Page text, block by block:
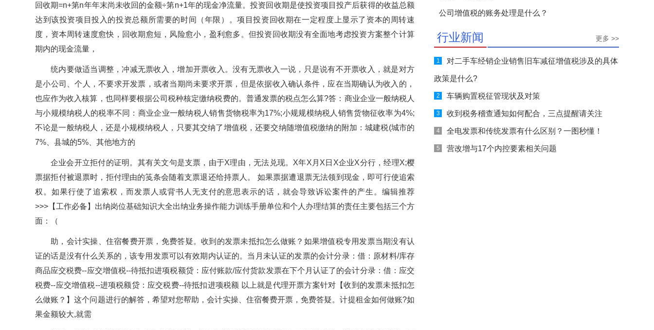
回收期=n+第n年年末尚未收回的金额÷第n+1年的现金净流量。投资回收期是使投资项目投产后获得的收益总额
达到该投资项目投入的投资总额所需要的时间（年限）。项目投资回收期在一定程度上显示了资本的周转速
度，资本周转速度愈快，回收期愈短，风险愈小，盈利愈多。但投资回收期没有全面地考虑投资方案整个计算
期内的现金流量，
统内要做适当调整，冲减无票收入，增加开票收入。没有无票收入一说，只是说有不开票收入，就是对方
是小公司、个人，不要求开发票，或者当期尚未要求开票，但是依据收入确认条件，应在当期确认为收入的，
也应作为收入核算，也同样要根据公司税种核定缴纳税费的。普通发票的税点怎么算?答：商业企业一般纳税人
与小规模纳税人的税率不同：商业企业一般纳税人销售货物税率为17%;小规规模纳税人销售货物征收率为4%;
不论是一般纳税人，还是小规模纳税人，只要其交纳了增值税，还要交纳随增值税缴纳的附加：城建税(城市的
7%、县城的5%、其他地方的
企业会开立拒付的证明。其有关文句是支票，由于X理由，无法兑现。X年X月X日X企业X分行，经理X;樱
票据拒付被退票时，拒付理由的笺条会随着支票退还给持票人。 如果票据遭退票无法领到现金，即可行使追索
权。如果行使了追索权，而发票人或背书人无支付的意思表示的话，就会导致诉讼案件的产生。编辑推荐
>>>【工作必备】出纳岗位基础知识大全出纳业务操作能力训练手册单位和个人办理结算的责任主要包括三个方
面：（
助，会计实操、住宿餐费开票，免费答疑。收到的发票未抵扣怎么做账？如果增值税专用发票当期没有认
证的话是没有什么关系的，该专用发票可以有效期内认证的。当月未认证的发票的会计分录：借：原材料/库存
商品应交税费--应交增值税--待抵扣进项税额贷：应付账款/应付货款发票在下个月认证了的会计分录：借：应交
税费--应交增值税--进项税额贷：应交税费--待抵扣进项税额 以上就是代理开票方案针对【收到的发票未抵扣怎
么做账？】这个问题进行的解答，希望对您帮助，会计实操、住宿餐费开票，免费答疑。计提租金如何做账?如
果金额较大,就需
公司增值税的账务处理是什么？
行业新闻 更多 >>
1 对二手车经销企业销售旧车减征增值税涉及的具体
政策是什么?
2 车辆购置税征管现状及对策
3 收到税务稽查通知如何配合，三点提醒请关注
4 全电发票和传统发票有什么区别？一图秒懂！
5 营改增与17个内控要素相关问题